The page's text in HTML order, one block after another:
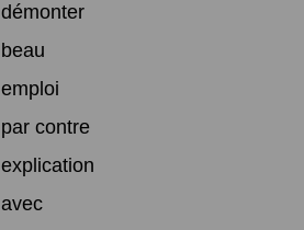
démonter
beau
emploi
par contre
explication
avec